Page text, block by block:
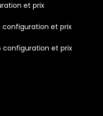
et prix
configuration et prix
configuration et prix